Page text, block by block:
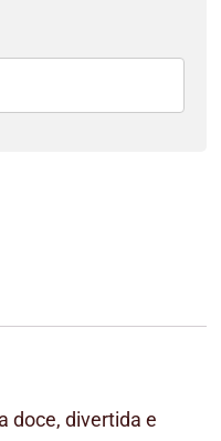
doce, divertida e